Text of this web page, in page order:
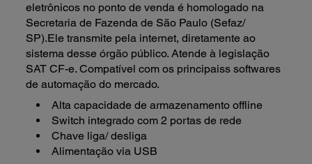
eletrônicos no ponto de venda é homologado na
Secretaria de Fazenda de São Paulo (Sefaz/
SP).Ele transmite pela internet, diretamente ao
sistema desse órgão público. Atende à legislação
SAT CF-e. Compatível com os principaiss softwares
de automação do mercado.
Alta capacidade de armazenamento offline
Switch integrado com 2 portas de rede
Chave liga/ desliga
Alimentação via USB